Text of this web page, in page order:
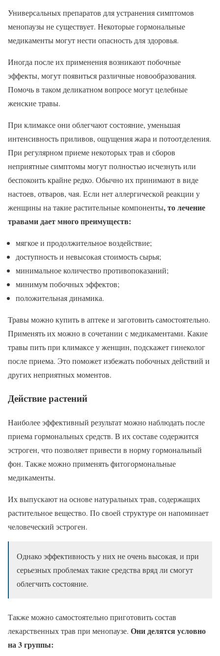
Универсальных препаратов для устранения симптомов
менопаузы не существует. Некоторые гормональные
медикаменты могут нести опасность для здоровья.
Иногда после их применения возникают побочные
эффекты, могут появиться различные новообразования.
Помочь в таком деликатном вопросе могут целебные
женские травы.
При климаксе они облегчают состояние, уменьшая
интенсивность приливов, ощущения жара и потоотделения.
При регулярном приеме некоторых трав и сборов
неприятные симптомы могут полностью исчезнуть или
беспокоить крайне редко. Обычно их принимают в виде
настоев, отваров, чая. Если нет аллергической реакции у
женщины на такие растительные компоненты, то лечение
травами дает много преимуществ:
мягкое и продолжительное воздействие;
доступность и невысокая стоимость сырья;
минимальное количество противопоказаний;
минимум побочных эффектов;
положительная динамика.
Травы можно купить в аптеке и заготовить самостоятельно.
Применять их можно в сочетании с медикаментами. Какие
травы пить при климаксе у женщин, подскажет гинеколог
после приема. Это поможет избежать побочных действий и
других неприятных моментов.
Действие растений
Наиболее эффективный результат можно наблюдать после
приема гормональных средств. В их составе содержится
эстроген, что позволяет привести в норму гормональный
фон. Также можно применять фитогормональные
медикаменты.
Их выпускают на основе натуральных трав, содержащих
растительное вещество. По своей структуре он напоминает
человеческий эстроген.
Однако эффективность у них не очень высокая, и при
серьезных проблемах такие средства вряд ли смогут
облегчить состояние.
Также можно самостоятельно приготовить состав
лекарственных трав при менопаузе. Они делятся условно
на 3 группы: